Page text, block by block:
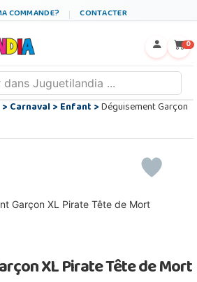
COMMANDE? CONTACTER
0
>Carnaval>Enfant>Déguisement Garçon
XL Pirate Tête de Mort